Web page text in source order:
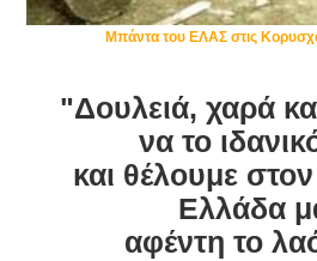
Μπάντα του ΕΛΑΣ στις
"Δουλειά, χαρά
να το
και θέλουμε
Ελλάδα
αφέντη το